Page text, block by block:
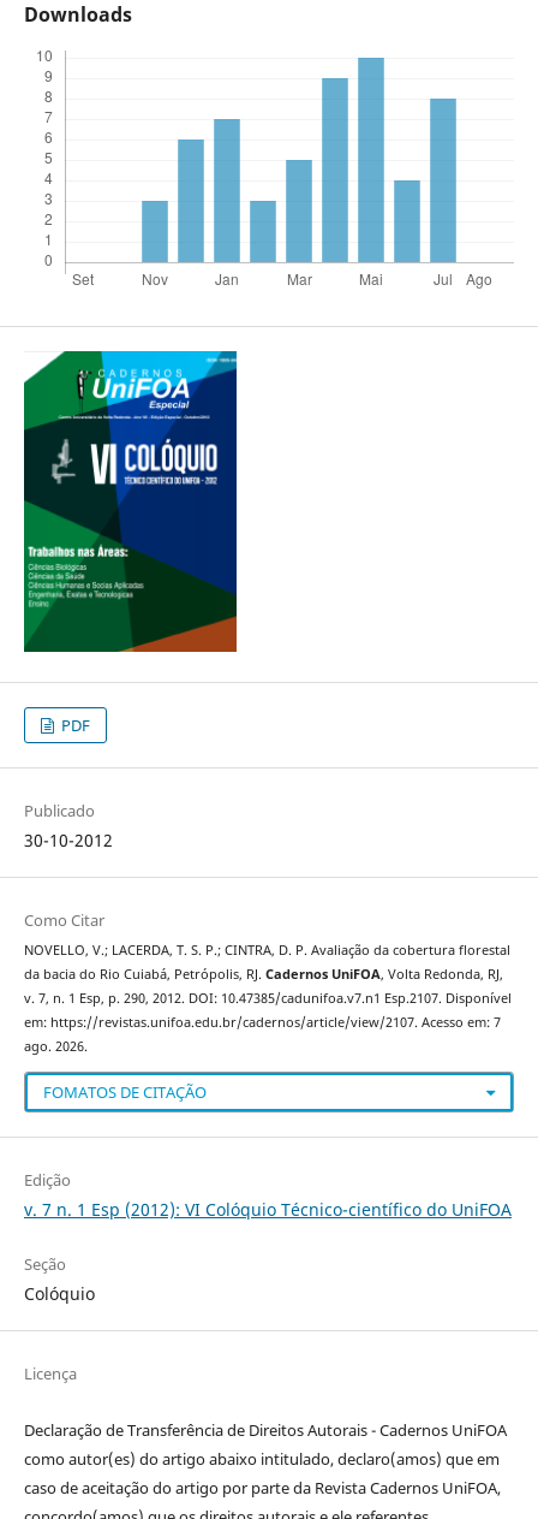
Downloads
PDF
Publicado
30-10-2012
Como Citar
NOVELLO, V.; LACERDA, T. S. P.; CINTRA, D. P. Avaliação da cobertura florestal
da bacia do Rio Cuiabá, Petrópolis, RJ. Cadernos UniFOA, Volta Redonda, RJ,
v. 7, n. 1 Esp, p. 290, 2012. DOI: 10.47385/cadunifoa.v7.n1 Esp.2107. Disponível
em: https://revistas.unifoa.edu.br/cadernos/article/view/2107. Acesso em: 7
ago. 2026.
FOMATOS DE CITAÇÃO
Edição
v. 7 n. 1 Esp (2012): VI Colóquio Técnico-científico do UniFOA
Seção
Colóquio
Licença
Declaração de Transferência de Direitos Autorais - Cadernos UniFOA
como autor(es) do artigo abaixo intitulado, declaro(amos) que em
caso de aceitação do artigo por parte da Revista Cadernos UniFOA,